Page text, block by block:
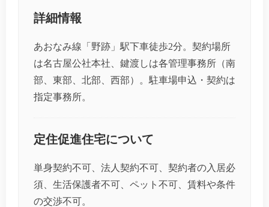
詳細情報
あおなみ線「野跡」駅下車徒歩2分。契約場所
は名古屋公社本社、鍵渡しは各管理事務所（南
部、東部、北部、西部）。駐車場申込・契約は
指定事務所。
定住促進住宅について
単身契約不可、法人契約不可、契約者の入居必
須、生活保護者不可、ペット不可、賃料や条件
の交渉不可。